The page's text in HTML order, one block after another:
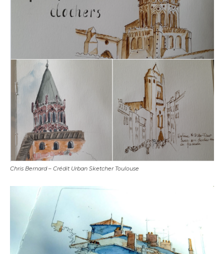
Chris Bernard – Crédit Urban Sketcher Toulouse